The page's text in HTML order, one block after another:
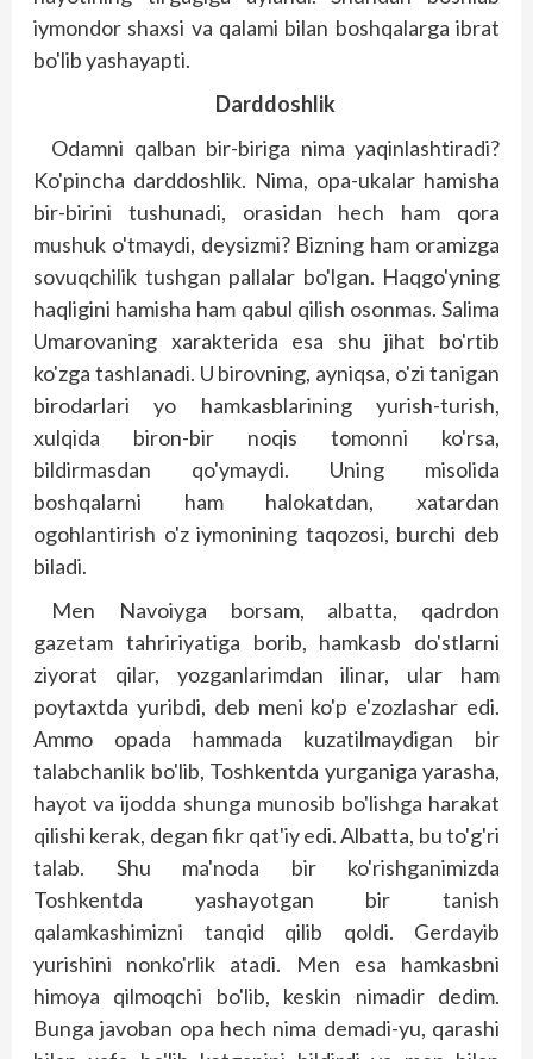
iymondor shaxsi va qalami bilan boshqalarga ibrat
bo'lib yashayapti.
Darddoshlik
Odamni qalban bir-biriga nima yaqinlashtiradi?
Ko'pincha darddoshlik. Nima, opa-ukalar hamisha
bir-birini tushunadi, orasidan hech ham qora
mushuk o'tmaydi, deysizmi? Bizning ham oramizga
sovuqchilik tushgan pallalar bo'lgan. Haqgo'yning
haqligini hamisha ham qabul qilish osonmas. Salima
Umarovaning xarakterida esa shu jihat bo'rtib
ko'zga tashlanadi. U birovning, ayniqsa, o'zi tanigan
birodarlari yo hamkasblarining yurish-turish,
xulqida biron-bir noqis tomonni ko'rsa,
bildirmasdan qo'ymaydi. Uning misolida
boshqalarni ham halokatdan, xatardan
ogohlantirish o'z iymonining taqozosi, burchi deb
biladi.
Men Navoiyga borsam, albatta, qadrdon
gazetam tahririyatiga borib, hamkasb do'stlarni
ziyorat qilar, yozganlarimdan ilinar, ular ham
poytaxtda yuribdi, deb meni ko'p e'zozlashar edi.
Ammo opada hammada kuzatilmaydigan bir
talabchanlik bo'lib, Toshkentda yurganiga yarasha,
hayot va ijodda shunga munosib bo'lishga harakat
qilishi kerak, degan fikr qat'iy edi. Albatta, bu to'g'ri
talab. Shu ma'noda bir ko'rishganimizda
Toshkentda yashayotgan bir tanish
qalamkashimizni tanqid qilib qoldi. Gerdayib
yurishini nonko'rlik atadi. Men esa hamkasbni
himoya qilmoqchi bo'lib, keskin nimadir dedim.
Bunga javoban opa hech nima demadi-yu, qarashi